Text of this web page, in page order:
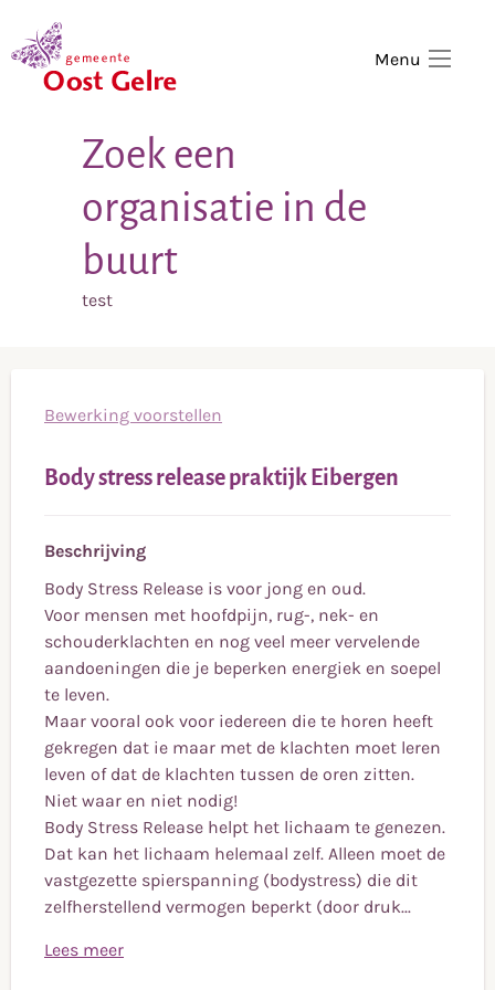
Menu
Zoek een
organisatie in de
buurt
test
Bewerking voorstellen
Body stress release praktijk Eibergen
Beschrijving
Body Stress Release is voor jong en oud.
Voor mensen met hoofdpijn, rug-, nek- en
schouderklachten en nog veel meer vervelende
aandoeningen die je beperken energiek en soepel
te leven.
Maar vooral ook voor iedereen die te horen heeft
gekregen dat ie maar met de klachten moet leren
leven of dat de klachten tussen de oren zitten.
Niet waar en niet nodig!
Body Stress Release helpt het lichaam te genezen.
Dat kan het lichaam helemaal zelf. Alleen moet de
vastgezette spierspanning (bodystress) die dit
zelfherstellend vermogen beperkt (door druk...
Lees meer